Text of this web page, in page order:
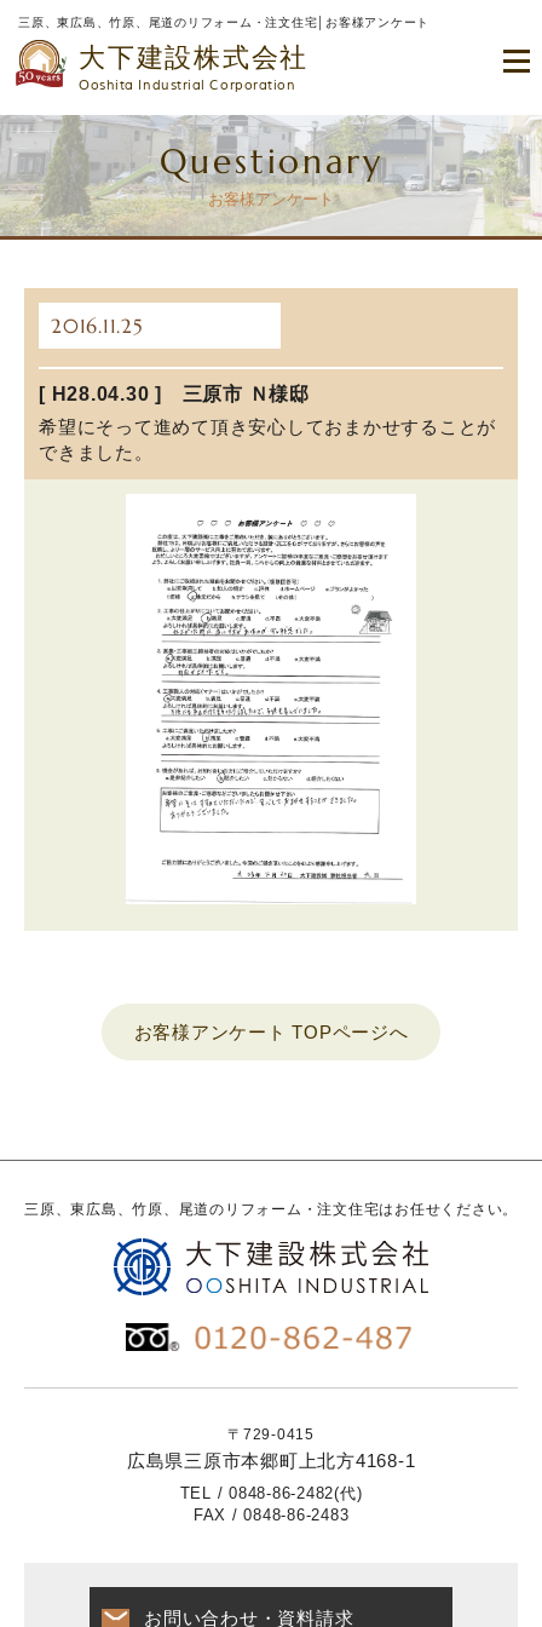
三原、東広島、竹原、尾道のリフォーム・注文住宅│お客様アンケート
大下建設株式会社
Ooshita Industrial Corporation
Questionary
お客様アンケート
2016.11.25
[ H28.04.30 ] 三原市 Ｎ様邸
希望にそって進めて頂き安心しておまかせすることが
できました。
お客様アンケート TOPページへ
三原、東広島、竹原、尾道のリフォーム・注文住宅はお任せください。
〒729-0415
広島県三原市本郷町上北方4168-1
TEL / 0848-86-2482(代)
FAX / 0848-86-2483
お問い合わせ・資料請求